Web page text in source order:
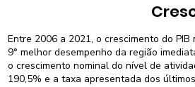
Entre 2006 a 2021, o crescimento do
9° melhor desempenho da região
o crescimento nominal do nível de
190,5% e a taxa apresentada dos